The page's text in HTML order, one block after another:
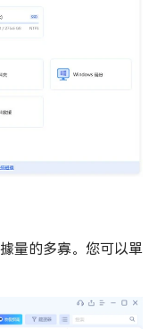
量的多寡。您可以單